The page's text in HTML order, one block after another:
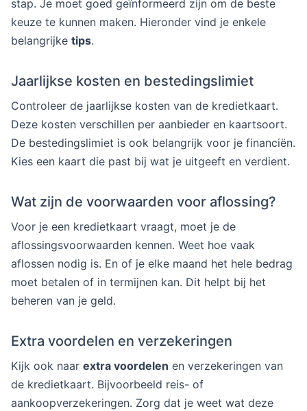
stap. Je moet goed geïnformeerd zijn om de beste
keuze te kunnen maken. Hieronder vind je enkele
belangrijke tips.
Jaarlijkse kosten en bestedingslimiet
Controleer de jaarlijkse kosten van de kredietkaart.
Deze kosten verschillen per aanbieder en kaartsoort.
De bestedingslimiet is ook belangrijk voor je financiën.
Kies een kaart die past bij wat je uitgeeft en verdient.
Wat zijn de voorwaarden voor aflossing?
Voor je een kredietkaart vraagt, moet je de
aflossingsvoorwaarden kennen. Weet hoe vaak
aflossen nodig is. En of je elke maand het hele bedrag
moet betalen of in termijnen kan. Dit helpt bij het
beheren van je geld.
Extra voordelen en verzekeringen
Kijk ook naar extra voordelen en verzekeringen van
de kredietkaart. Bijvoorbeeld reis- of
aankoopverzekeringen. Zorg dat je weet wat deze